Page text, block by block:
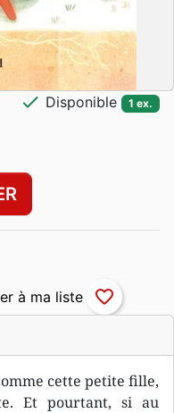
cette petite fille,
Et pourtant, si au
check Disponible 1 ex.
favorite_border